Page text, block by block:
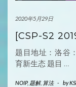
2020年5月29日
[CSP-S2
题目地址：洛谷
育新生态 题目 …
NOIP, 题解, 算法 - by